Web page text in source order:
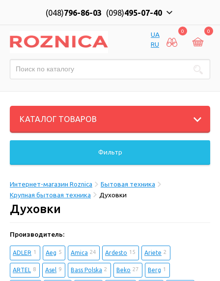
(048)796-86-03 (098)495-07-40
UA
RU
0 0
КАТАЛОГ ТОВАРОВ
Фильтр
Интернет-магазин Roznica
Бытовая техника
Крупная бытовая техника
Духовки
Духовки
Производитель:
ADLER 1 Aeg 5 Amica 24 Ardesto 15 Ariete 2
ARTEL 8 Asel 9 Bass Polska 2 Beko 27 Berg 1